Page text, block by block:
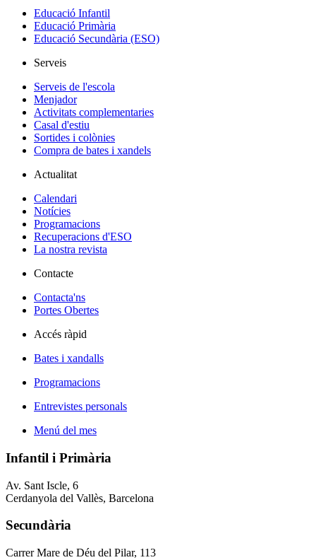
Educació Infantil
Educació Primària
Educació Secundària (ESO)
Serveis
Serveis de l'escola
Menjador
Activitats complementaries
Casal d'estiu
Sortides i colònies
Compra de bates i xandels
Actualitat
Calendari
Notícies
Programacions
Recuperacions d'ESO
La nostra revista
Contacte
Contacta'ns
Portes Obertes
Accés ràpid
Bates i xandalls
Programacions
Entrevistes personals
Menú del mes
Infantil i Primària
Av. Sant Iscle, 6
Cerdanyola del Vallès, Barcelona
Secundària
Carrer Mare de Déu del Pilar, 113